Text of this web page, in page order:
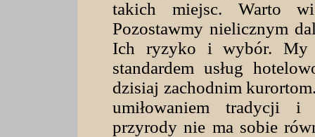
takich miejsc. Warto
Pozostawmy nielicznym
Ich ryzyko i wybór. My
standardem usług
dzisiaj zachodnim
umiłowaniem tradycji i
przyrody nie ma sobie